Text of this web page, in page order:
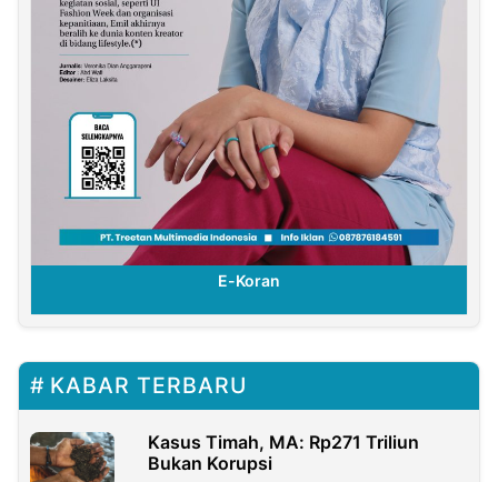
E-Koran
KABAR TERBARU
Kasus Timah, MA: Rp271 Triliun
Bukan Korupsi